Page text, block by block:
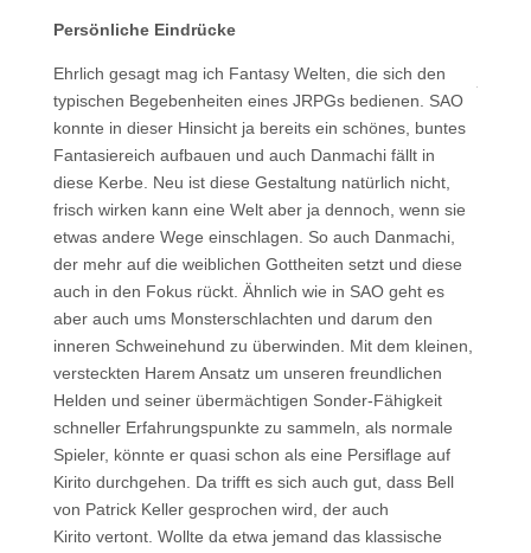
Persönliche Eindrücke
Ehrlich gesagt mag ich Fantasy Welten, die sich den
typischen Begebenheiten eines JRPGs bedienen. SAO
konnte in dieser Hinsicht ja bereits ein schönes, buntes
Fantasiereich aufbauen und auch Danmachi fällt in
diese Kerbe. Neu ist diese Gestaltung natürlich nicht,
frisch wirken kann eine Welt aber ja dennoch, wenn sie
etwas andere Wege einschlagen. So auch Danmachi,
der mehr auf die weiblichen Gottheiten setzt und diese
auch in den Fokus rückt. Ähnlich wie in SAO geht es
aber auch ums Monsterschlachten und darum den
inneren Schweinehund zu überwinden. Mit dem kleinen,
versteckten Harem Ansatz um unseren freundlichen
Helden und seiner übermächtigen Sonder-Fähigkeit
schneller Erfahrungspunkte zu sammeln, als normale
Spieler, könnte er quasi schon als eine Persiflage auf
Kirito durchgehen. Da trifft es sich auch gut, dass Bell
von Patrick Keller gesprochen wird, der auch
Kirito vertont. Wollte da etwa jemand das klassische